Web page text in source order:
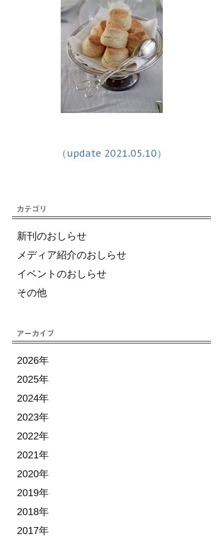
（update 2021.05.10）
新刊のおしらせ
メディア紹介のおしらせ
イベントのおしらせ
その他
2026年
2025年
2024年
2023年
2022年
2021年
2020年
2019年
2018年
2017年